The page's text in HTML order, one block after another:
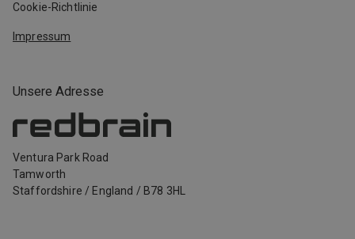
Unsere Adresse
Ventura Park Road
Tamworth
Staffordshire / England / B78 3HL
Cookie-Richtlinie
Impressum